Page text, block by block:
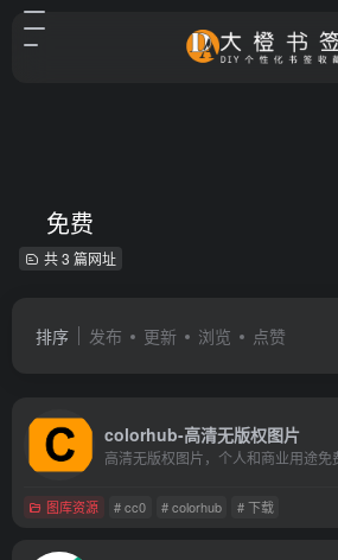
免费
共 3 篇网址
排序 发布 更新 浏览 点赞
colorhub-高清无版权图片
高清无版权图片，个人和商业用途免
图库资源 # cc0 # colorhub # 下载